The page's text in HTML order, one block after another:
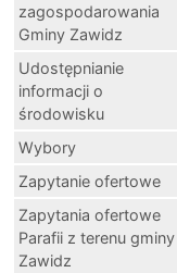
zagospodarowania
Gminy Zawidz
Udostępnianie
informacji o
środowisku
Wybory
Zapytanie ofertowe
Zapytania ofertowe
Parafii z terenu gminy
Zawidz